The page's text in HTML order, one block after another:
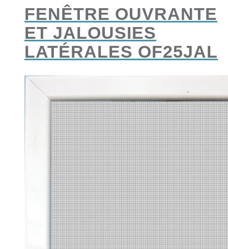
FENÊTRE OUVRANTE
ET JALOUSIES
LATÉRALES OF25JAL